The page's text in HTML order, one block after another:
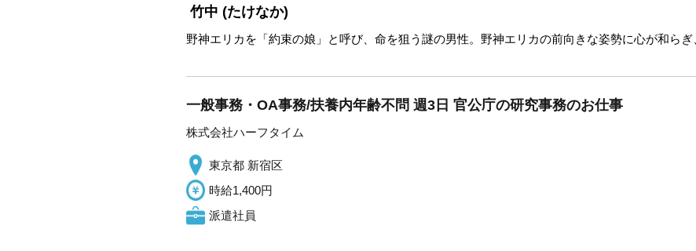
竹中 (たけなか)
野神エリカを「約束の娘」と呼び、命を狙う謎の男性。野神エリカの前向きな姿勢に心が和らぎ
一般事務・OA事務/扶養内年齢不問 週3日 官公庁の研究事務のお仕事
株式会社ハーフタイム
東京都 新宿区
時給1,400円
派遣社員